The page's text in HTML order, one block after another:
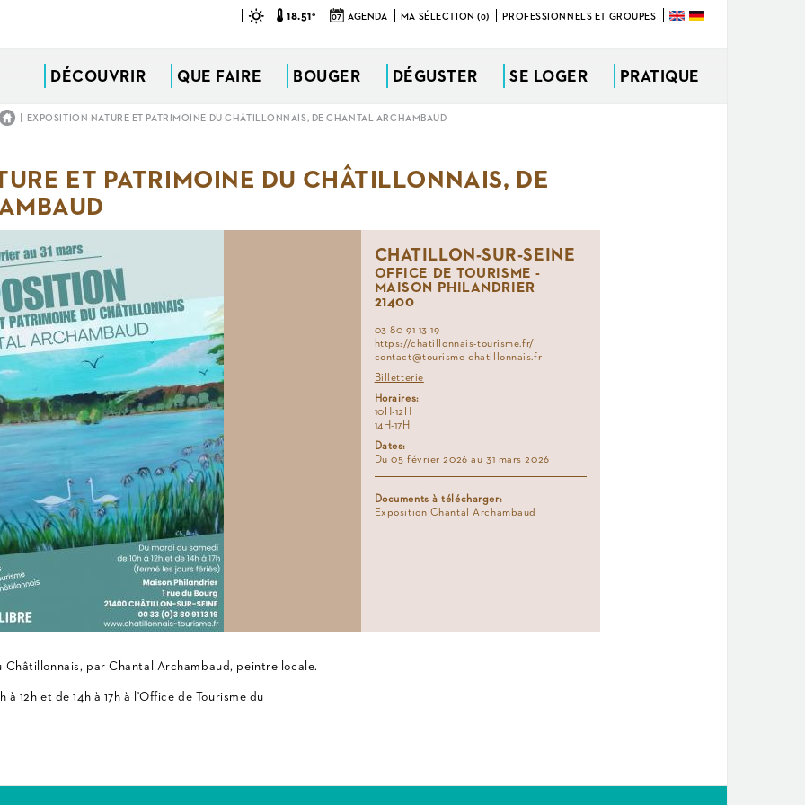
18.51° 07 AGENDA MA SÉLECTION (0) PROFESSIONNELS ET GROUPES
DÉCOUVRIR QUE FAIRE BOUGER DÉGUSTER SE LOGER PRATIQUE
| EXPOSITION NATURE ET PATRIMOINE DU CHÂTILLONNAIS, DE CHANTAL ARCHAMBAUD
ET PATRIMOINE DU CHÂTILLONNAIS, DE
CHATILLON-SUR-SEINE
OFFICE DE TOURISME -
MAISON PHILANDRIER
21400
03 80 91 13 19
https://chatillonnais-tourisme.fr/
contact@tourisme-chatillonnais.fr
Billetterie
Horaires:
10H-12H
14H-17H
Dates:
Du 05 février 2026 au 31 mars 2026
Documents à télécharger:
Exposition Chantal Archambaud
par Chantal Archambaud, peintre locale.
à 12h et de 14h à 17h à l'Office de Tourisme du